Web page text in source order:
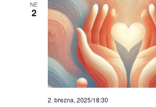
NE
2
2. března, 2025/18:30